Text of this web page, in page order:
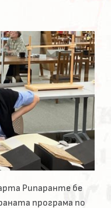
Рипаранте бе
програма по